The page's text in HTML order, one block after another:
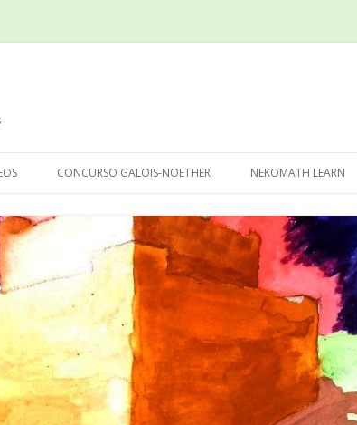
al
CONCURSO GALOIS-NOETHER NEKOMATH LEARN